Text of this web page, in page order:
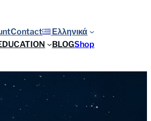
Contact
Ελληνικά
BLOGShop